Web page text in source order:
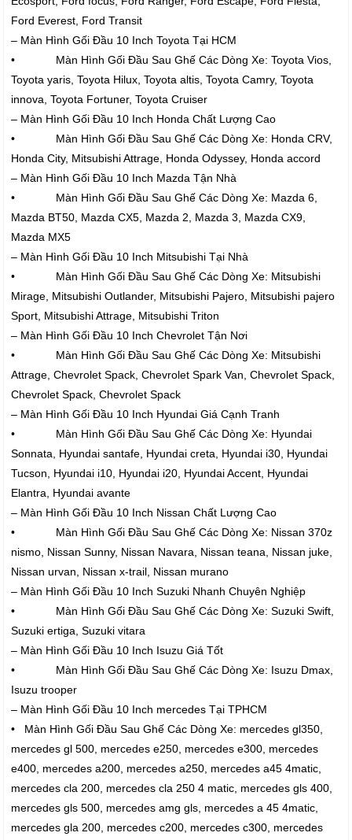
Ford Everest, Ford Transit
– Màn Hình Gối Đầu 10 Inch Toyota Tại HCM
• Màn Hình Gối Đầu Sau Ghế Các Dòng Xe: Toyota Vios,
Toyota yaris, Toyota Hilux, Toyota altis, Toyota Camry, Toyota
innova, Toyota Fortuner, Toyota Cruiser
– Màn Hình Gối Đầu 10 Inch Honda Chất Lượng Cao
• Màn Hình Gối Đầu Sau Ghế Các Dòng Xe: Honda CRV,
Honda City, Mitsubishi Attrage, Honda Odyssey, Honda accord
– Màn Hình Gối Đầu 10 Inch Mazda Tận Nhà
• Màn Hình Gối Đầu Sau Ghế Các Dòng Xe: Mazda 6,
Mazda BT50, Mazda CX5, Mazda 2, Mazda 3, Mazda CX9,
Mazda MX5
– Màn Hình Gối Đầu 10 Inch Mitsubishi Tại Nhà
• Màn Hình Gối Đầu Sau Ghế Các Dòng Xe: Mitsubishi
Mirage, Mitsubishi Outlander, Mitsubishi Pajero, Mitsubishi pajero
Sport, Mitsubishi Attrage, Mitsubishi Triton
– Màn Hình Gối Đầu 10 Inch Chevrolet Tận Nơi
• Màn Hình Gối Đầu Sau Ghế Các Dòng Xe: Mitsubishi
Attrage, Chevrolet Spack, Chevrolet Spark Van, Chevrolet Spack,
Chevrolet Spack, Chevrolet Spack
– Màn Hình Gối Đầu 10 Inch Hyundai Giá Cạnh Tranh
• Màn Hình Gối Đầu Sau Ghế Các Dòng Xe: Hyundai
Sonnata, Hyundai santafe, Hyundai creta, Hyundai i30, Hyundai
Tucson, Hyundai i10, Hyundai i20, Hyundai Accent, Hyundai
Elantra, Hyundai avante
– Màn Hình Gối Đầu 10 Inch Nissan Chất Lượng Cao
• Màn Hình Gối Đầu Sau Ghế Các Dòng Xe: Nissan 370z
nismo, Nissan Sunny, Nissan Navara, Nissan teana, Nissan juke,
Nissan urvan, Nissan x-trail, Nissan murano
– Màn Hình Gối Đầu 10 Inch Suzuki Nhanh Chuyên Nghiệp
• Màn Hình Gối Đầu Sau Ghế Các Dòng Xe: Suzuki Swift,
Suzuki ertiga, Suzuki vitara
– Màn Hình Gối Đầu 10 Inch Isuzu Giá Tốt
• Màn Hình Gối Đầu Sau Ghế Các Dòng Xe: Isuzu Dmax,
Isuzu trooper
– Màn Hình Gối Đầu 10 Inch mercedes Tại TPHCM
• Màn Hình Gối Đầu Sau Ghế Các Dòng Xe: mercedes gl350,
mercedes gl 500, mercedes e250, mercedes e300, mercedes
e400, mercedes a200, mercedes a250, mercedes a45 4matic,
mercedes cla 200, mercedes cla 250 4 matic, mercedes gls 400,
mercedes gls 500, mercedes amg gls, mercedes a 45 4matic,
mercedes gla 200, mercedes c200, mercedes c300, mercedes